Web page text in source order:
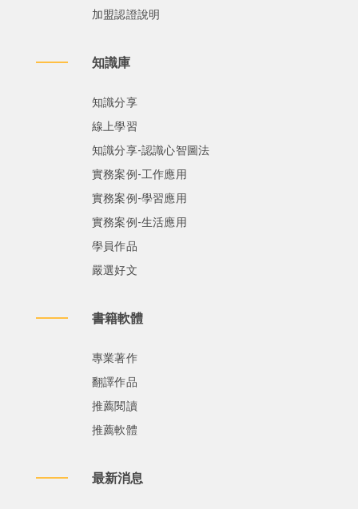
加盟認證說明
知識庫
知識分享
線上學習
知識分享-認識心智圖法
實務案例-工作應用
實務案例-學習應用
實務案例-生活應用
學員作品
嚴選好文
書籍軟體
專業著作
翻譯作品
推薦閱讀
推薦軟體
最新消息